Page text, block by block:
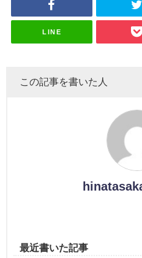
スタジオ出
LINE
この記事を書いた人
最近書いた記事